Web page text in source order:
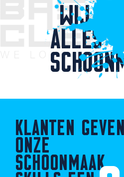
WIJ
ALLES
KLANTEN GEVEN
ONZE
SCHOONMAAK